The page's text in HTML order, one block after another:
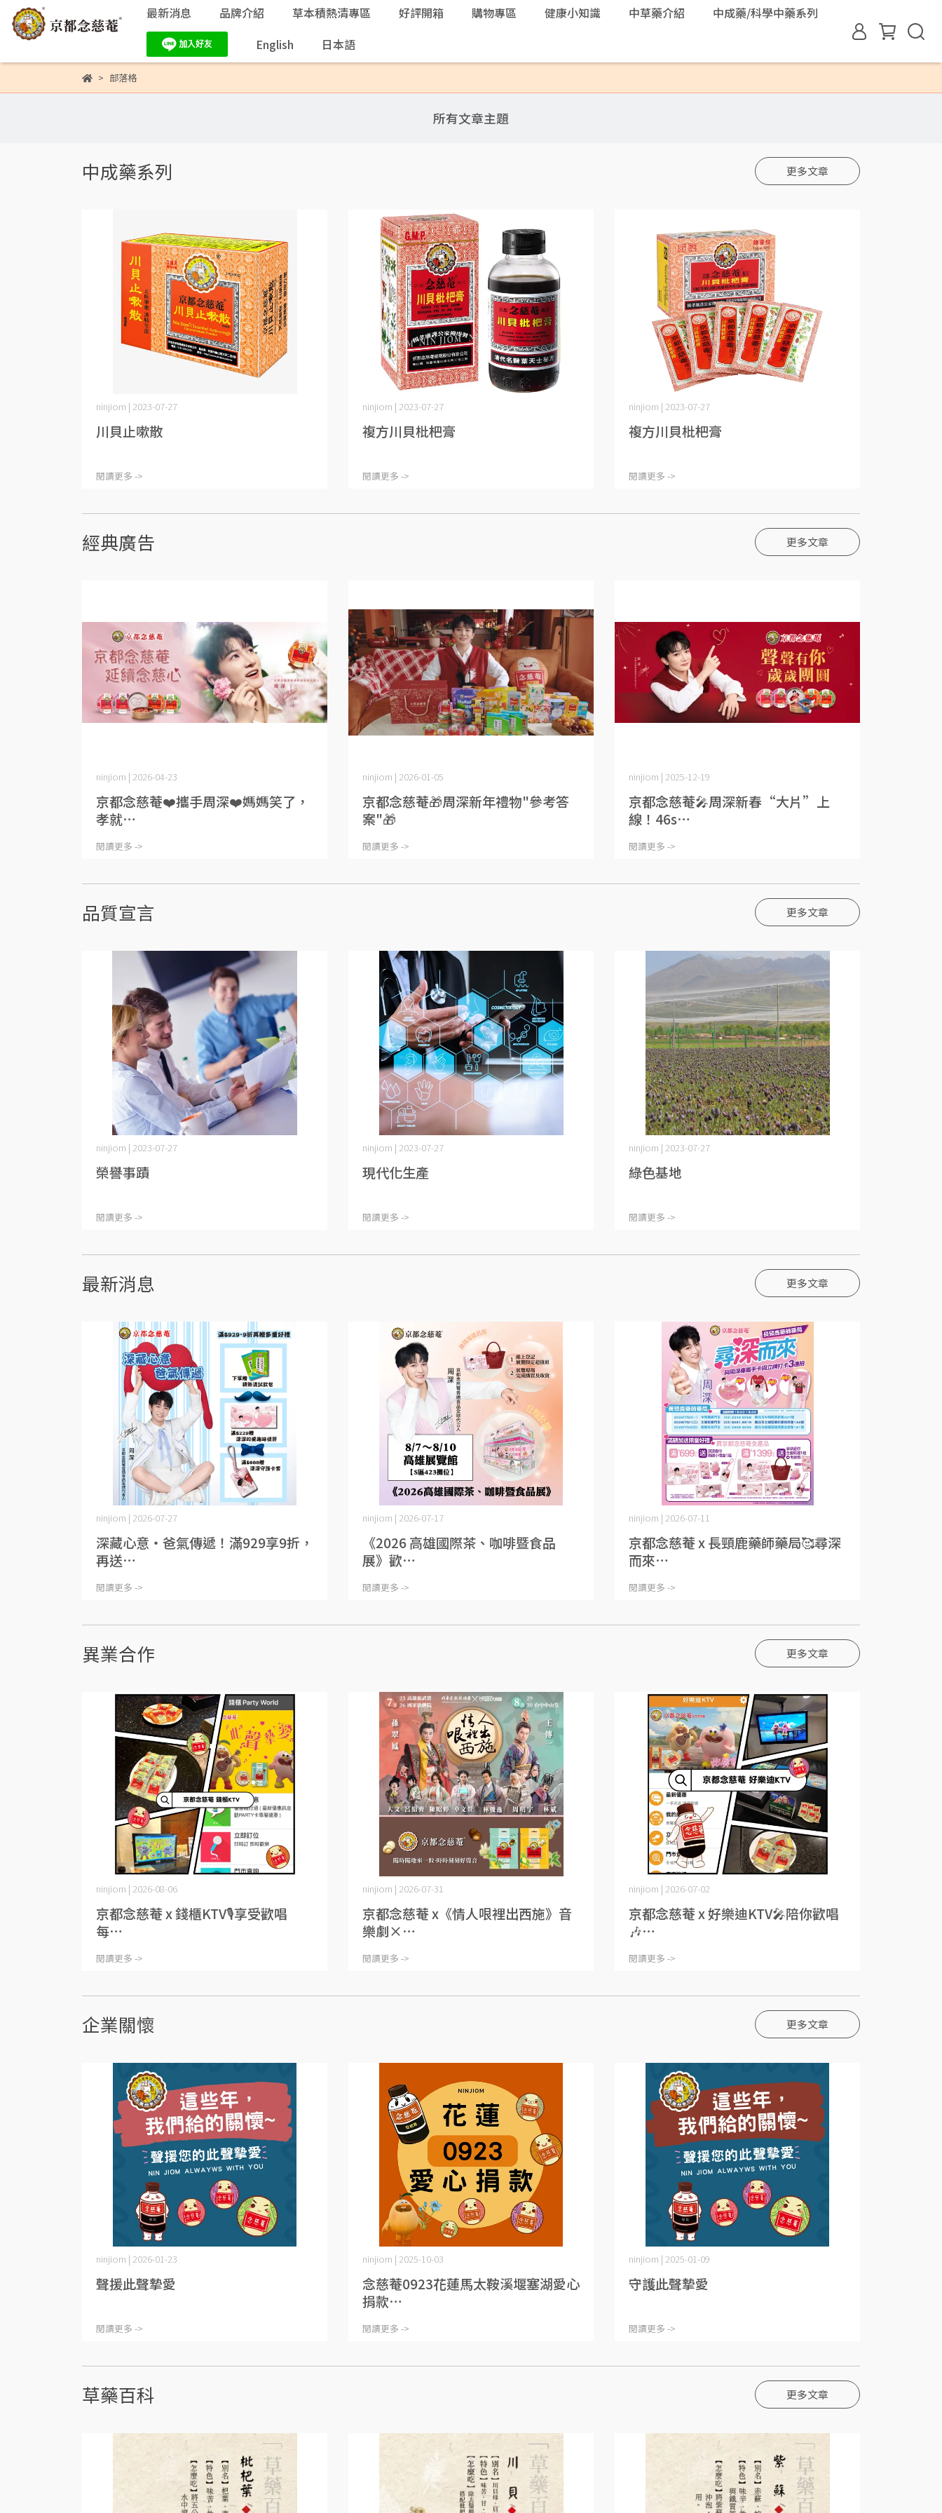
最新消息 品牌介紹 草本積熱清專區 好評開箱 購物專區 健康小知識 中草藥介紹
中成藥/科學中藥系列
English
日本語
部落格
所有文章主題
中成藥系列 更多文章
ninjiom | 2023-07-27
川貝止嗽散
閱讀更多 ->
ninjiom | 2023-07-27
複方川貝枇杷膏
閱讀更多 ->
ninjiom | 2023-07-27
複方川貝枇杷膏
閱讀更多 ->
經典廣告 更多文章
ninjiom | 2026-04-23
京都念慈菴❤️攜手周深❤️媽媽笑了，
孝就⋯
閱讀更多 ->
ninjiom | 2026-01-05
京都念慈菴🎁周深新年禮物"參考答
案"🎁
閱讀更多 ->
ninjiom | 2025-12-19
京都念慈菴🎤周深新春“大片”上
線！46s⋯
閱讀更多 ->
品質宣言 更多文章
ninjiom | 2023-07-27
榮譽事蹟
閱讀更多 ->
ninjiom | 2023-07-27
現代化生產
閱讀更多 ->
ninjiom | 2023-07-27
綠色基地
閱讀更多 ->
最新消息 更多文章
ninjiom | 2026-07-27
深藏心意・爸氣傳遞！滿929享9折，
再送⋯
閱讀更多 ->
ninjiom | 2026-07-17
《2026 高雄國際茶、咖啡暨食品
展》歡⋯
閱讀更多 ->
ninjiom | 2026-07-11
京都念慈菴 x 長頸鹿藥師藥局🥰尋深
而來⋯
閱讀更多 ->
異業合作 更多文章
ninjiom | 2026-08-06
京都念慈菴 x 錢櫃KTV🎙️享受歡唱
每⋯
閱讀更多 ->
ninjiom | 2026-07-31
京都念慈菴 x《情人哏裡出西施》音
樂劇×⋯
閱讀更多 ->
ninjiom | 2026-07-02
京都念慈菴 x 好樂迪KTV🎤陪你歡唱
🎶⋯
閱讀更多 ->
企業關懷 更多文章
ninjiom | 2026-01-23
聲援此聲摯愛
閱讀更多 ->
ninjiom | 2025-10-03
念慈菴0923花蓮馬太鞍溪堰塞湖愛心
捐款⋯
閱讀更多 ->
ninjiom | 2025-01-09
守護此聲摯愛
閱讀更多 ->
草藥百科 更多文章